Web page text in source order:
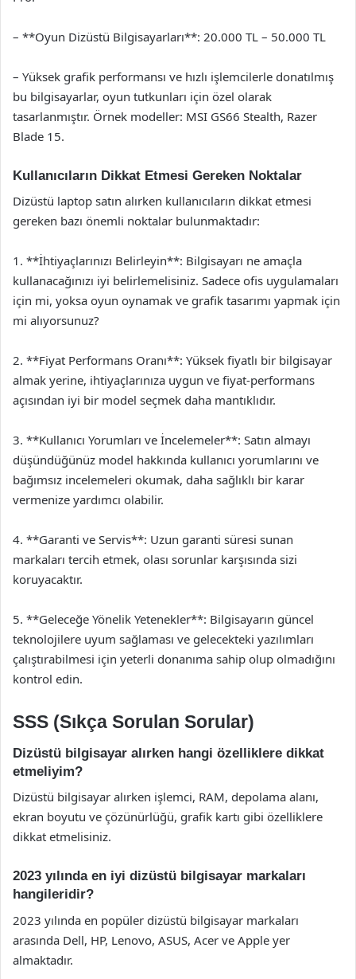
– **Oyun Dizüstü Bilgisayarları**: 20.000 TL – 50.000 TL
– Yüksek grafik performansı ve hızlı işlemcilerle donatılmış
bu bilgisayarlar, oyun tutkunları için özel olarak
tasarlanmıştır. Örnek modeller: MSI GS66 Stealth, Razer
Blade 15.
Kullanıcıların Dikkat Etmesi Gereken Noktalar
Dizüstü laptop satın alırken kullanıcıların dikkat etmesi
gereken bazı önemli noktalar bulunmaktadır:
1. **İhtiyaçlarınızı Belirleyin**: Bilgisayarı ne amaçla
kullanacağınızı iyi belirlemelisiniz. Sadece ofis uygulamaları
için mi, yoksa oyun oynamak ve grafik tasarımı yapmak için
mi alıyorsunuz?
2. **Fiyat Performans Oranı**: Yüksek fiyatlı bir bilgisayar
almak yerine, ihtiyaçlarınıza uygun ve fiyat-performans
açısından iyi bir model seçmek daha mantıklıdır.
3. **Kullanıcı Yorumları ve İncelemeler**: Satın almayı
düşündüğünüz model hakkında kullanıcı yorumlarını ve
bağımsız incelemeleri okumak, daha sağlıklı bir karar
vermenize yardımcı olabilir.
4. **Garanti ve Servis**: Uzun garanti süresi sunan
markaları tercih etmek, olası sorunlar karşısında sizi
koruyacaktır.
5. **Geleceğe Yönelik Yetenekler**: Bilgisayarın güncel
teknolojilere uyum sağlaması ve gelecekteki yazılımları
çalıştırabilmesi için yeterli donanıma sahip olup olmadığını
kontrol edin.
SSS (Sıkça Sorulan Sorular)
Dizüstü bilgisayar alırken hangi özelliklere dikkat
etmeliyim?
Dizüstü bilgisayar alırken işlemci, RAM, depolama alanı,
ekran boyutu ve çözünürlüğü, grafik kartı gibi özelliklere
dikkat etmelisiniz.
2023 yılında en iyi dizüstü bilgisayar markaları
hangileridir?
2023 yılında en popüler dizüstü bilgisayar markaları
arasında Dell, HP, Lenovo, ASUS, Acer ve Apple yer
almaktadır.